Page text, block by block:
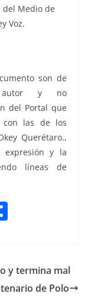
del Medio de
Voz.
son de
autor y no
del Portal que
las de los
Querétaro.,
expresión y la
líneas de
e
y termina mal
de Polo